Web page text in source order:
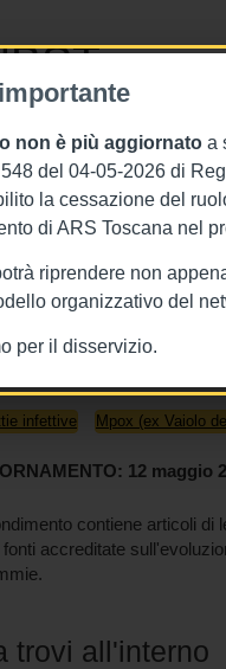
non è più aggiornato a
del 04-05-2026 di
la cessazione del
di ARS Toscana nel
riprendere non
organizzativo del
per il disservizio.
delle
su casi,
e cura
infettive Mpox (ex Vaiolo
12 maggio
contiene articoli di
accreditate
trovi all'interno